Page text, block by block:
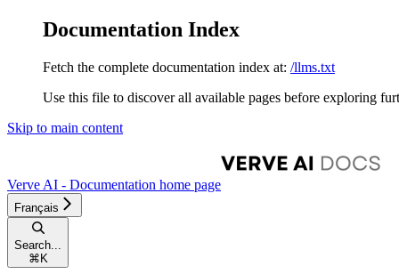
Documentation Index
Fetch the complete documentation index at: /llms.txt
Use this file to discover all available pages before exploring
Skip to main content
Verve AI - Documentation home page
Français
Search...
⌘ K